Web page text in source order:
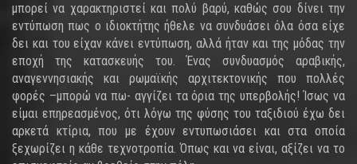
μπορεί να χαρακτηριστεί και πολύ βαρύ, καθώς σου δίνει την
εντύπωση πως ο ιδιοκτήτης ήθελε να συνδυάσει όλα όσα είχε
δει και του είχαν κάνει εντύπωση, αλλά ήταν και της μόδας την
εποχή της κατασκευής του. Ένας συνδυασμός αραβικής,
αναγεννησιακής και ρωμαϊκής αρχιτεκτονικής που πολλές
φορές –μπορώ να πω- αγγίζει τα όρια της υπερβολής! Ίσως να
είμαι επηρεασμένος, ότι λόγω της φύσης του ταξιδιού έχω δει
αρκετά κτίρια, που με έχουν εντυπωσιάσει και στα οποία
ξεχωρίζει η κάθε τεχνοτροπία. Όπως και να είναι, αξίζει να το